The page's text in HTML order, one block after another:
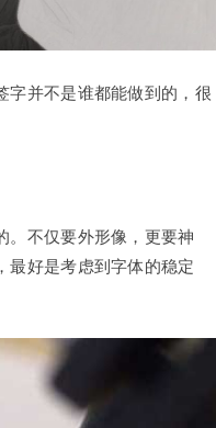
字并不是谁都能做到的，很
。不仅要外形像，更要神
最好是考虑到字体的稳定